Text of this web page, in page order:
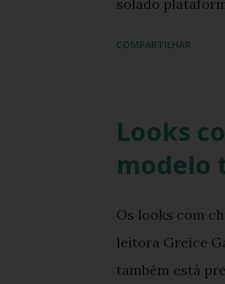
solado
numerações
COMPARTILHAR
Looks
modelo
Os looks com
leitora Greice
também está